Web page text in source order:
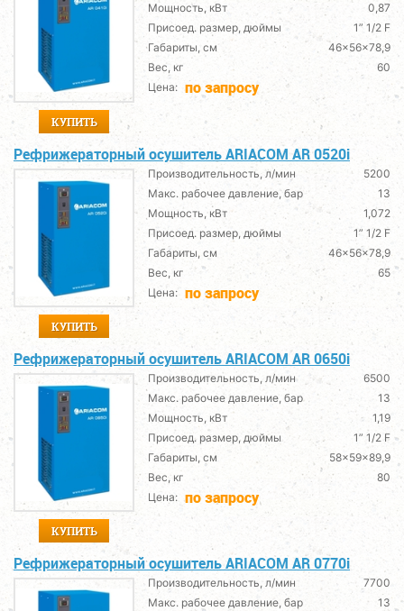
КУПИТЬ
Мощность, кВт
0,87
Присоед. размер, дюймы
1” 1/2 F
Габариты, см
46x56x78,9
Вес, кг
60
Цена: по запросу
Рефрижераторный осушитель ARIACOM AR 0520i
КУПИТЬ
Производительность, л/мин
5200
Макс. рабочее давление, бар
13
Мощность, кВт
1,072
Присоед. размер, дюймы
1” 1/2 F
Габариты, см
46x56x78,9
Вес, кг
65
Цена: по запросу
Рефрижераторный осушитель ARIACOM AR 0650i
КУПИТЬ
Производительность, л/мин
6500
Макс. рабочее давление, бар
13
Мощность, кВт
1,19
Присоед. размер, дюймы
1” 1/2 F
Габариты, см
58x59x89,9
Вес, кг
80
Цена: по запросу
Рефрижераторный осушитель ARIACOM AR 0770i
Производительность, л/мин
7700
Макс. рабочее давление, бар
13